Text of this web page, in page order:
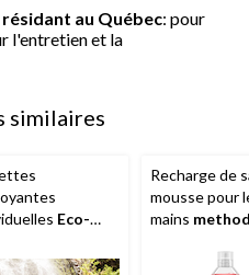
au Québec: pour
l'entretien et la
similaires
Eco-
Recharge de
mousse pour
mains